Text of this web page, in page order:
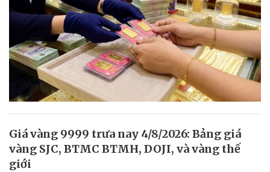
Giá vàng 9999 trưa nay 4/8/2026: Bảng giá
vàng SJC, BTMC BTMH, DOJI, và vàng thế
giới